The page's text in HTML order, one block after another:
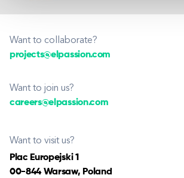
Want to collaborate?
projects@elpassion.com
Want to join us?
careers@elpassion.com
Want to visit us?
Plac Europejski 1
00-844 Warsaw, Poland